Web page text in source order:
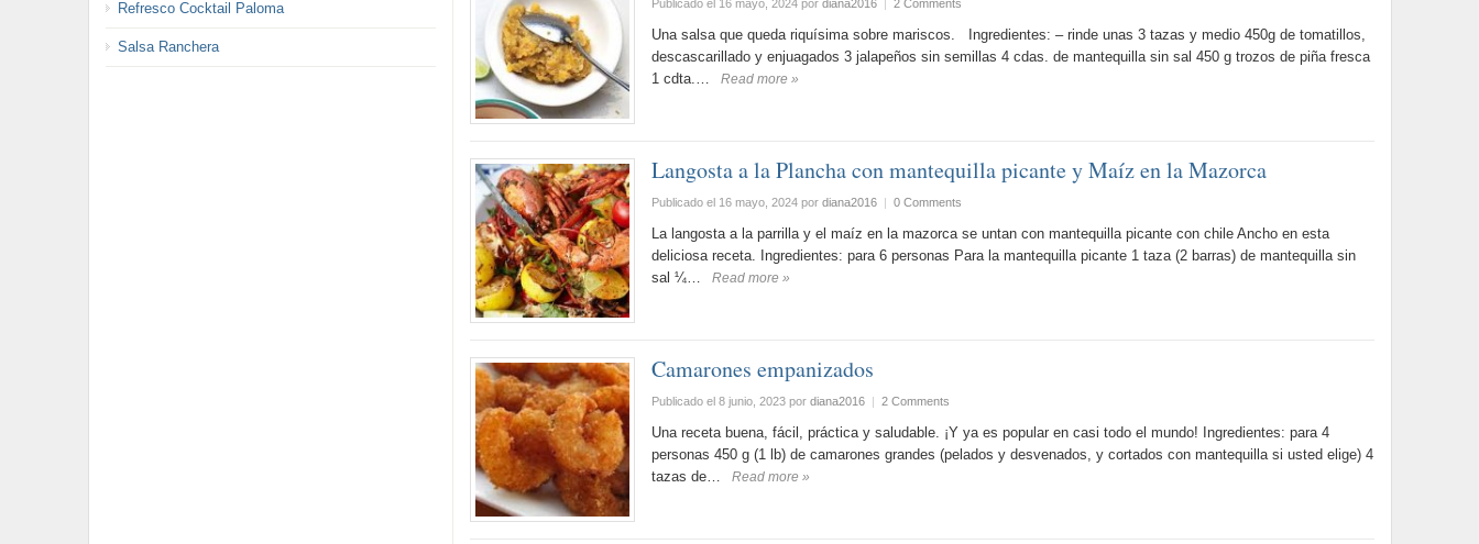
Publicado el 16 mayo, 2024por diana2016 | 2 Comments
Una salsa que queda riquísima sobre mariscos. Ingredientes: – rinde unas 3 tazas y medio 450g de tomatillos,
descascarillado y enjuagados 3 jalapeños sin semillas 4 cdas. de mantequilla sin sal 450 g trozos de piña fresca
1 cdta.…
Read more »
Langosta a la Plancha con mantequilla picante y Maíz en la Mazorca
Publicado el 16 mayo, 2024por diana2016 | 0 Comments
La langosta a la parrilla y el maíz en la mazorca se untan con mantequilla picante con chile Ancho en esta
deliciosa receta. Ingredientes: para 6 personas Para la mantequilla picante 1 taza (2 barras) de mantequilla sin
sal ¼…
Read more »
Camarones empanizados
Publicado el 8 junio, 2023por diana2016 | 2 Comments
Una receta buena, fácil, práctica y saludable. ¡Y ya es popular en casi todo el mundo! Ingredientes: para 4
personas 450 g (1 lb) de camarones grandes (pelados y desvenados, y cortados con mantequilla si usted elige) 4
tazas de…
Read more »
Refresco Cocktail Paloma
Salsa Ranchera